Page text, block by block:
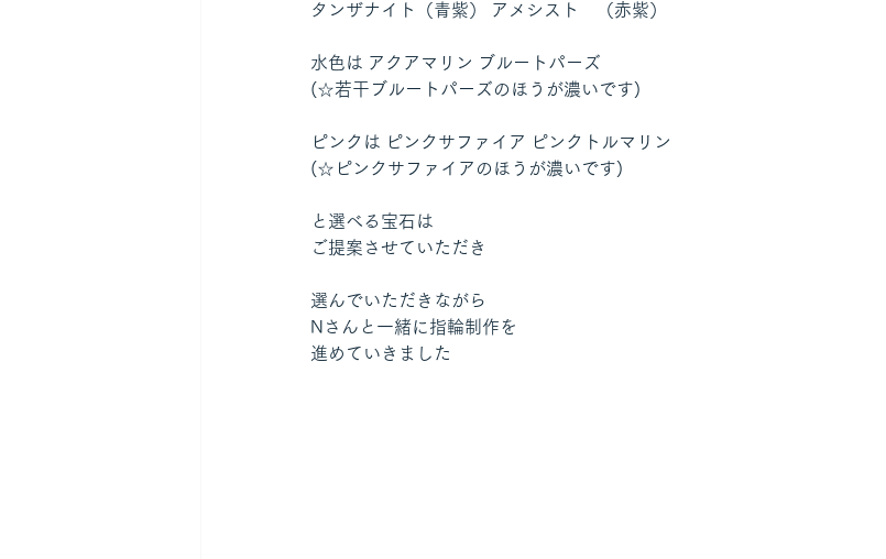
タンザナイト（青紫） アメシスト　（赤紫）
水色は アクアマリン ブルートパーズ
(☆若干ブルートパーズのほうが濃いです)
ピンクは ピンクサファイア ピンクトルマリン
(☆ピンクサファイアのほうが濃いです)
と選べる宝石は
ご提案させていただき
選んでいただきながら
Nさんと一緒に指輪制作を
進めていきました